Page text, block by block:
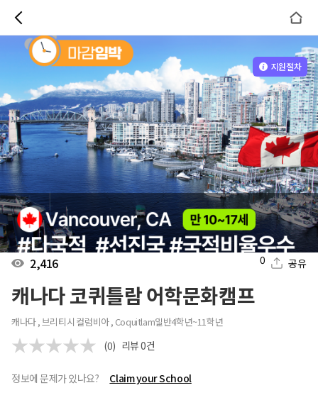
2,416 0 공유
캐나다 코퀴틀람 어학문화캠프
캐나다 , 브리티시 컬럼비아 , Coquitlam일반4학년~11학년
(0) 리뷰0건
정보에 문제가 있나요? Claim your School
지원절차